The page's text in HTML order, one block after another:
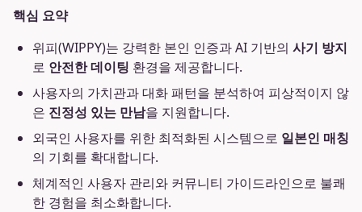
핵심 요약
위피(WIPPY)는 강력한 본인 인증과 AI 기반의 사기 방지
로 안전한 데이팅 환경을 제공합니다.
사용자의 가치관과 대화 패턴을 분석하여 피상적이지 않
은 진정성 있는 만남을 지원합니다.
외국인 사용자를 위한 최적화된 시스템으로 일본인 매칭
의 기회를 확대합니다.
체계적인 사용자 관리와 커뮤니티 가이드라인으로 불쾌
한 경험을 최소화합니다.